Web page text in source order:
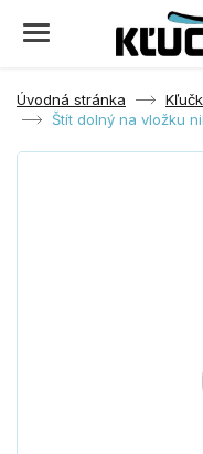
Úvodná stránka
Štít dolný na vložku